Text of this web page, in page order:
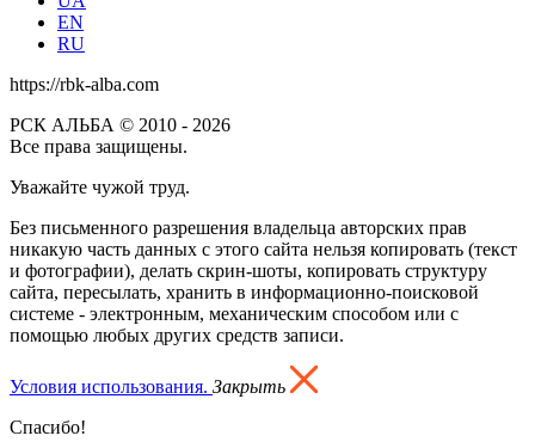
EN
RU
https://rbk-alba.com
РСК АЛЬБА © 2010 - 2026
Все права защищены.
Уважайте чужой труд.
Без письменного разрешения владельца авторских прав
никакую часть данных с этого сайта нельзя копировать (текст
и фотографии), делать скрин-шоты, копировать структуру
сайта, пересылать, хранить в информационно-поисковой
системе - электронным, механическим способом или с
помощью любых других средств записи.
Условия использования. Закрыть
Спасибо!